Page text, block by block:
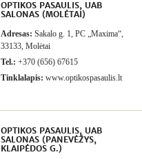
OPTIKOS PASAULIS, UAB
SALONAS (MOLĖTAI)
Adresas: Sakalo g. 1, PC „Maxima“,
33133, Molėtai
Tel.: +370 (656) 67615
Tinklalapis: www.optikospasaulis.lt
OPTIKOS PASAULIS, UAB
SALONAS (PANEVĖŽYS,
KLAIPĖDOS G.)